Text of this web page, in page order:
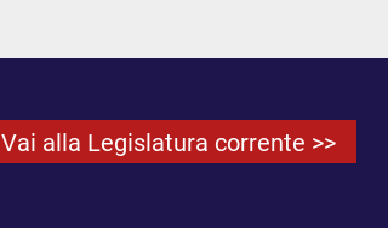
Vai alla Legislatura corrente >>